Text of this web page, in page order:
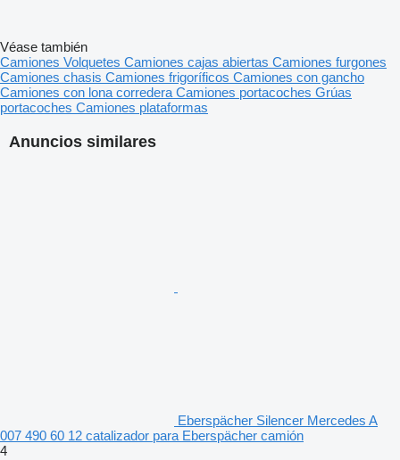
Anuncios similares
Eberspächer Silencer Mercedes A
007 490 60 12 catalizador para Eberspächer camión
4
Véase también
Camiones Volquetes Camiones cajas abiertas Camiones furgones
Camiones chasis Camiones frigoríficos Camiones con gancho
Camiones con lona corredera Camiones portacoches Grúas
portacoches Camiones plataformas